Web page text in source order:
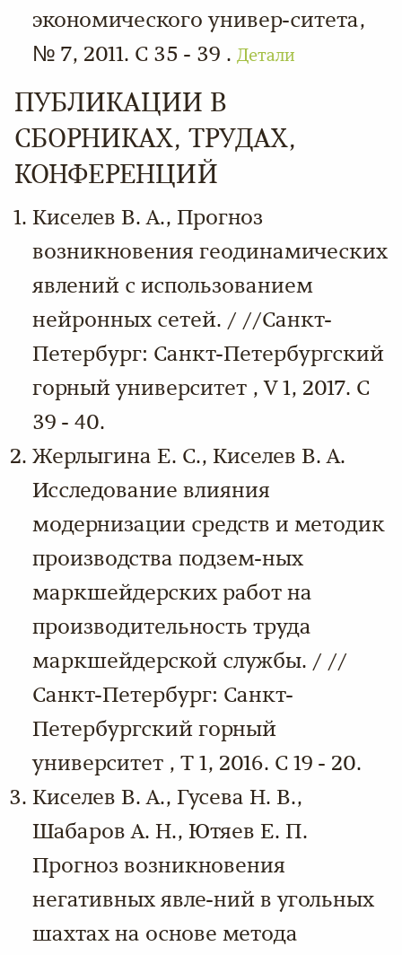
экономического универ-ситета,
№ 7, 2011. С 35 - 39 . Детали
ПУБЛИКАЦИИ В
СБОРНИКАХ, ТРУДАХ,
КОНФЕРЕНЦИЙ
Киселев В. А., Прогноз
возникновения геодинамических
явлений с использованием
нейронных сетей. / //Санкт-
Петербург: Санкт-Петербургский
горный университет , V 1, 2017. С
39 - 40.
Жерлыгина Е. С., Киселев В. А.
Исследование влияния
модернизации средств и методик
производства подзем-ных
маркшейдерских работ на
производительность труда
маркшейдерской службы. / //
Санкт-Петербург: Санкт-
Петербургский горный
университет , Т 1, 2016. С 19 - 20.
Киселев В. А., Гусева Н. В.,
Шабаров А. Н., Ютяев Е. П.
Прогноз возникновения
негативных явле-ний в угольных
шахтах на основе метода